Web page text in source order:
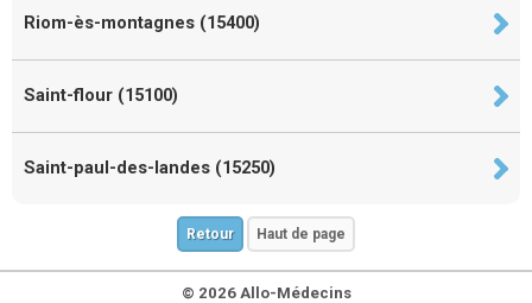
Riom-ès-montagnes (15400)
Saint-flour (15100)
Saint-paul-des-landes (15250)
Retour Haut de page
© 2026 Allo-Médecins